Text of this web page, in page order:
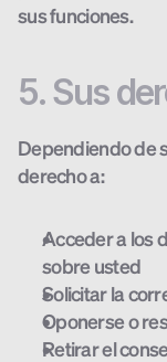
sus funciones.
5. Sus
Dependiendo de
derecho a:
Acceder a los
sobre usted
Solicitar la
Oponerse o
Retirar el